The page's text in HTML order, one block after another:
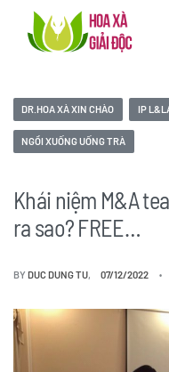
DR.HOA XÀ XIN CHÀO IP
NGỒI XUỐNG UỐNG TRÀ
Khái niệm M&A
ra sao? FREE…
BYDUC DUNG TU 07/12/2022